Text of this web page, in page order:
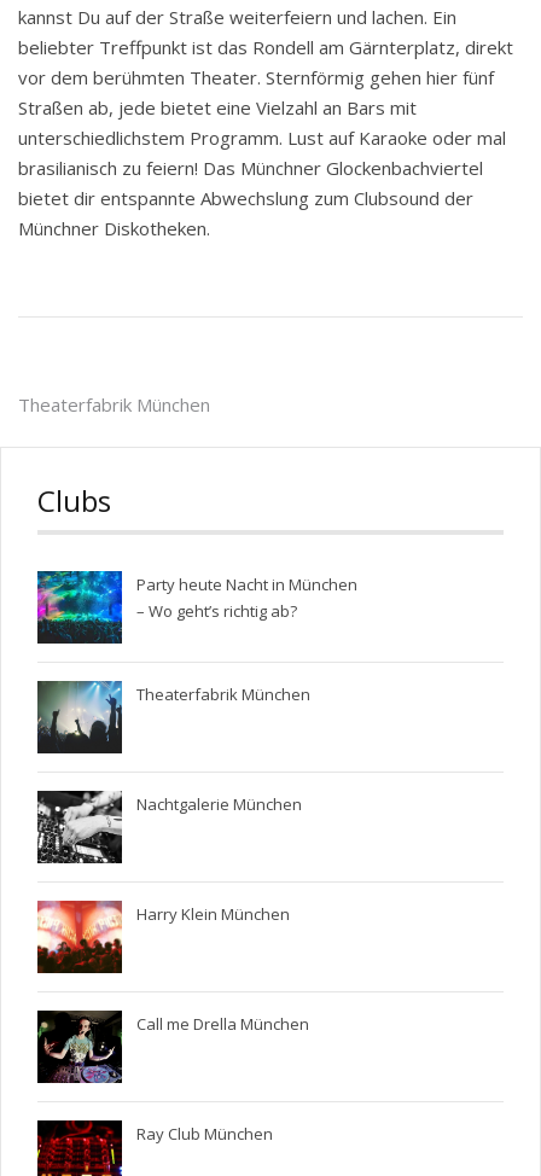
kannst Du auf der Straße weiterfeiern und lachen. Ein
beliebter Treffpunkt ist das Rondell am Gärnterplatz, direkt
vor dem berühmten Theater. Sternförmig gehen hier fünf
Straßen ab, jede bietet eine Vielzahl an Bars mit
unterschiedlichstem Programm. Lust auf Karaoke oder mal
brasilianisch zu feiern! Das Münchner Glockenbachviertel
bietet dir entspannte Abwechslung zum Clubsound der
Münchner Diskotheken.
Post
navigation
Theaterfabrik München
Clubs
Party heute Nacht in München
– Wo geht’s richtig ab?
Theaterfabrik München
Nachtgalerie München
Harry Klein München
Call me Drella München
Ray Club München